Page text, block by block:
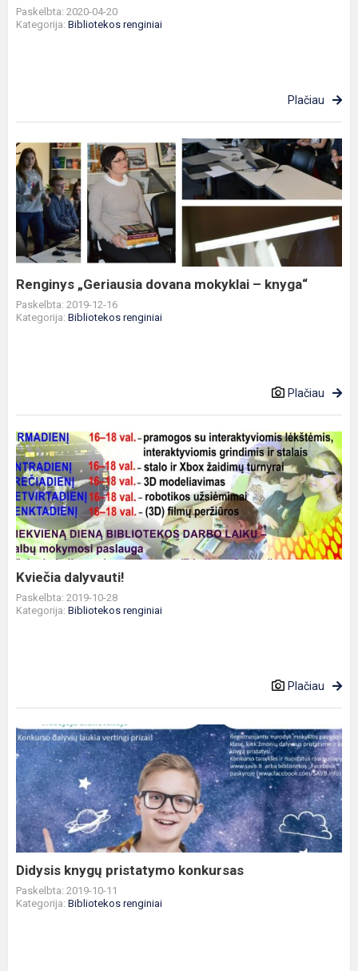
Paskelbta: 2020-04-20
Kategorija: Bibliotekos renginiai
Plačiau
Renginys
„Geriausia
dovana
mokyklai
–
knyga“
Renginys „Geriausia dovana mokyklai – knyga“
Paskelbta: 2019-12-16
Kategorija: Bibliotekos renginiai
Plačiau
Kviečia
dalyvauti!
Kviečia dalyvauti!
Paskelbta: 2019-10-28
Kategorija: Bibliotekos renginiai
Plačiau
Didysis
knygų
pristatymo
konkursas
Didysis knygų pristatymo konkursas
Paskelbta: 2019-10-11
Kategorija: Bibliotekos renginiai